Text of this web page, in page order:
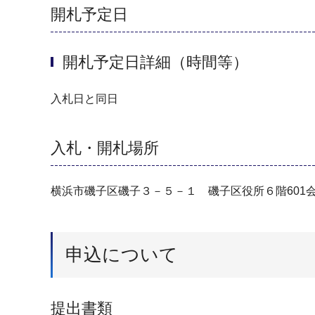
開札予定日
開札予定日詳細（時間等）
入札日と同日
入札・開札場所
横浜市磯子区磯子３－５－１ 磯子区役所６階601
申込について
提出書類